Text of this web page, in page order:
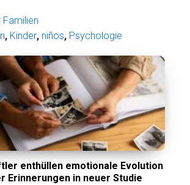
Familien
, Kinder, niños, Psychologie
enthüllen emotionale Evolution
Erinnerungen in neuer Studie